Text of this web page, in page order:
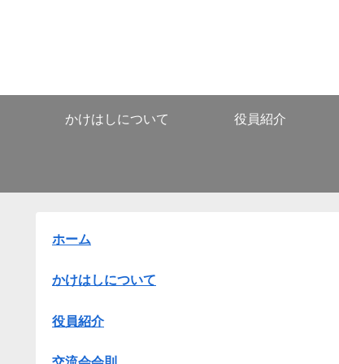
かけはしについて 役員紹介
ホーム
かけはしについて
役員紹介